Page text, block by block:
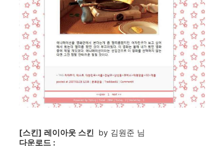
[스킨] 레이아웃 스킨 by 김원준 님
다운로드 :